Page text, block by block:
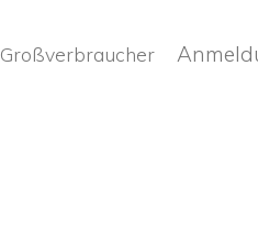
Großverbraucher